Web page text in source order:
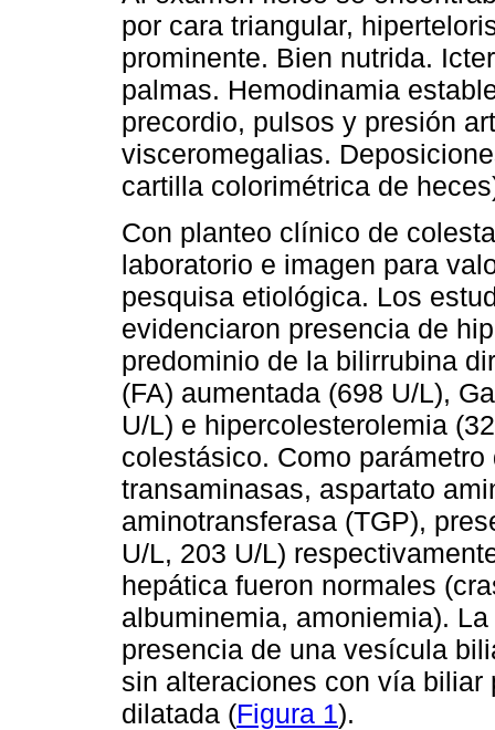
por cara triangular,
prominente. Bien nutrida.
palmas. Hemodinamia
precordio, pulsos y presión
visceromegalias.
cartilla colorimétrica de
Con planteo clínico de
laboratorio e imagen para
pesquisa etiológica. Los
evidenciaron presencia de
predominio de la bilirrubina
(FA) aumentada (698 U/L),
U/L) e hipercolesterolemia
colestásico. Como
transaminasas, aspartato
aminotransferasa (TGP),
U/L, 203 U/L)
hepática fueron normales
albuminemia, amoniemia).
presencia de una vesícula
sin alteraciones con vía
dilatada (Figura 1).